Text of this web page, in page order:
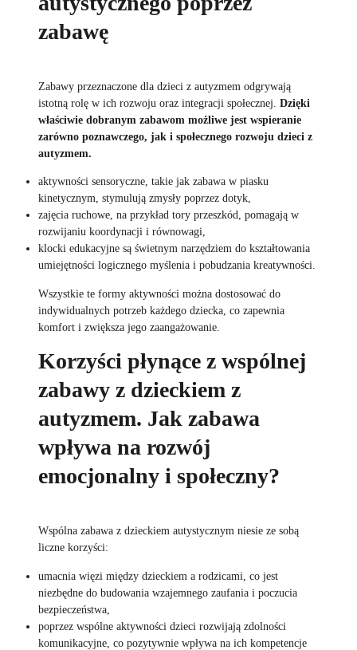
zabawę
Zabawy przeznaczone dla dzieci z autyzmem odgrywają
istotną rolę w ich rozwoju oraz integracji społecznej. Dzięki
właściwie dobranym zabawom możliwe jest wspieranie
zarówno poznawczego, jak i społecznego rozwoju dzieci z
autyzmem.
aktywności sensoryczne, takie jak zabawa w piasku
kinetycznym, stymulują zmysły poprzez dotyk,
zajęcia ruchowe, na przykład tory przeszkód, pomagają w
rozwijaniu koordynacji i równowagi,
klocki edukacyjne są świetnym narzędziem do kształtowania
umiejętności logicznego myślenia i pobudzania kreatywności.
Wszystkie te formy aktywności można dostosować do
indywidualnych potrzeb każdego dziecka, co zapewnia
komfort i zwiększa jego zaangażowanie.
Korzyści płynące z wspólnej
zabawy z dzieckiem z
autyzmem. Jak zabawa
wpływa na rozwój
emocjonalny i społeczny?
Wspólna zabawa z dzieckiem autystycznym niesie ze sobą
liczne korzyści:
umacnia więzi między dzieckiem a rodzicami, co jest
niezbędne do budowania wzajemnego zaufania i poczucia
bezpieczeństwa,
poprzez wspólne aktywności dzieci rozwijają zdolności
komunikacyjne, co pozytywnie wpływa na ich kompetencje